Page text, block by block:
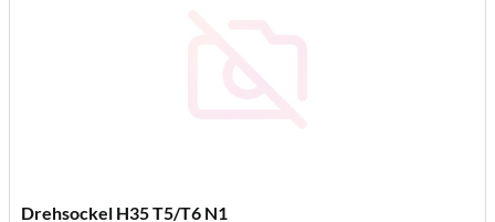
Drehsockel H35 T5/T6 N1